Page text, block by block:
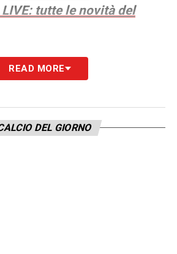
tutte le novità del
NOSTRE TOP NEWS
READ MORE
DEL GIORNO